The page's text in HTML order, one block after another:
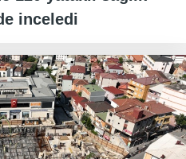
inceledi